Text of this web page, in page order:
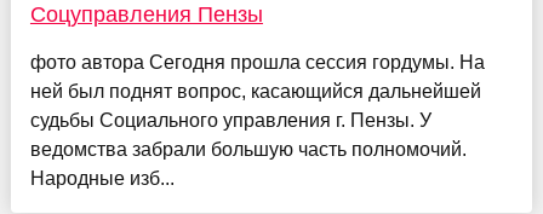
Соцуправления Пензы
фото автора Сегодня прошла сессия гордумы. На
ней был поднят вопрос, касающийся дальнейшей
судьбы Социального управления г. Пензы. У
ведомства забрали большую часть полномочий.
Народные изб...